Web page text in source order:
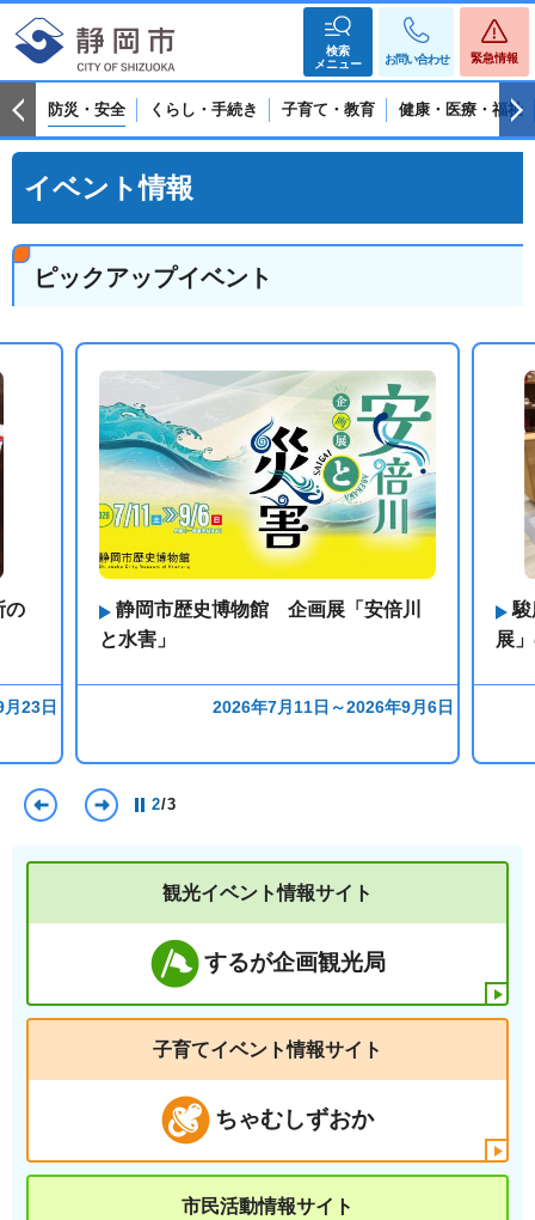
検索
メニュー
お問い合わせ 緊急情報
防災・安全 くらし・手続き 子育て・教育 健康・医療・福祉
イベント情報
ピックアップイベント
前のスライドを表示
2/3
の
23日
静岡市歴史博物館 企画展「安倍川
と水害」
2026年7月11日～2026年9月6日
駿
展
観光イベント情報サイト
するが企画観光局
子育てイベント情報サイト
ちゃむしずおか
市民活動情報サイト